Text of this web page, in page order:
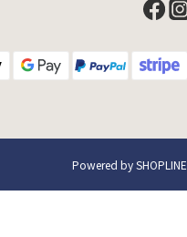
Powered by SHOPLINE